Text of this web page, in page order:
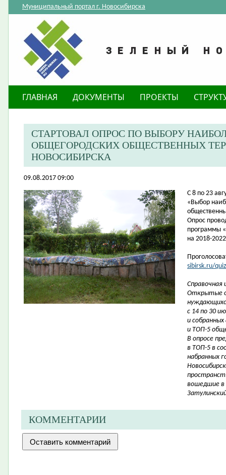
Муниципальный портал г. Новосибирска
ГЛАВНАЯ ДОКУМЕНТЫ ПРОЕКТЫ
СТАРТОВАЛ ОПРОС ПО ВЫБОРУ
ОБЩЕГОРОДСКИХ ОБЩЕСТВЕННЫХ
НОВОСИБИРСКА
09.08.2017 09:00
​С 8 по 23
«Выбор
Опрос
программы
на 2018-
sibirsk.ru/
Справочная
Открытые
с 14 по 30
и
и ТОП-5
В опросе
в ТОП-5 в
набранных
вошедшие в
КОММЕНТАРИИ